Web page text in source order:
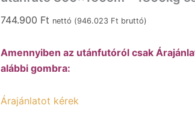
744.900 Ft nettó (946.023 Ft bruttó)
Amennyiben az utánfutóról csak
alábbi gombra:
Árajánlatot kérek